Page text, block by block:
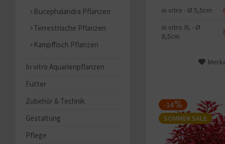
Bucephalandra Pflanzen
Terrestrische Pflanzen
Kampffisch Pflanzen
In vitro Aquarienpflanzen
Futter
Zubehör & Technik
Gestaltung
Pflege
in vitro - Ø 5,5cm
in vitro XL - Ø
8,5cm
-14
SOMMER SALE